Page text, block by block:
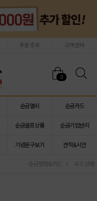
주문조회 고객센터
0
순금열쇠 순금카드
순금골프상품 순금기업반지
기념문구보기 견적&시안
순금명함&카드 우드상패